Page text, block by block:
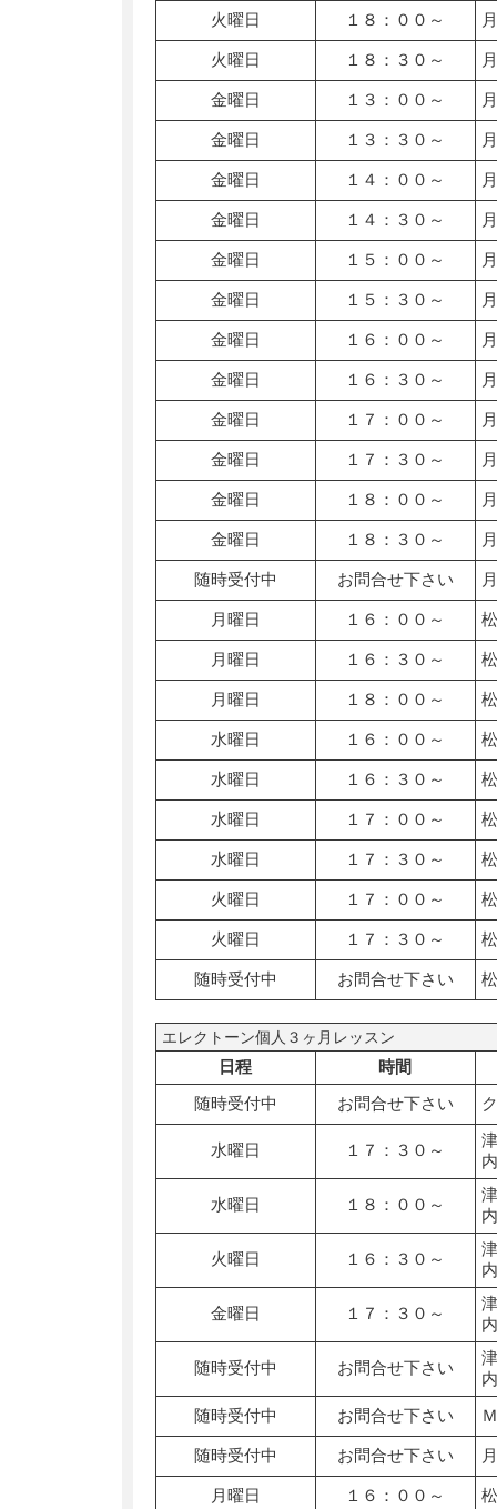
火曜日 １８：００～
火曜日 １８：３０～
金曜日 １３：００～
金曜日 １３：３０～
金曜日 １４：００～
金曜日 １４：３０～
金曜日 １５：００～
金曜日 １５：３０～
金曜日 １６：００～
金曜日 １６：３０～
金曜日 １７：００～
金曜日 １７：３０～
金曜日 １８：００～
金曜日 １８：３０～
随時受付中 お問合せ下さい
月曜日 １６：００～
月曜日 １６：３０～
月曜日 １８：００～
水曜日 １６：００～
水曜日 １６：３０～
水曜日 １７：００～
水曜日 １７：３０～
火曜日 １７：００～
火曜日 １７：３０～
随時受付中 お問合せ下さい
エレクトーン個人３ヶ月レッスン
日程
時間
随時受付中
お問合せ下さい
水曜日 １７：３０～
水曜日 １８：００～
火曜日 １６：３０～
金曜日 １７：３０～
随時受付中 お問合せ下さい
随時受付中
お問合せ下さい
随時受付中 お問合せ下さい
月曜日 １６：００～